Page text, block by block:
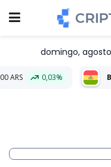
domingo,
BTC